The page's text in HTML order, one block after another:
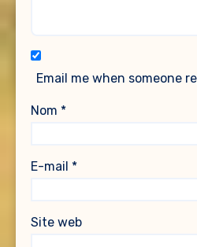
Email me when someone
Nom *
E-mail *
Site web